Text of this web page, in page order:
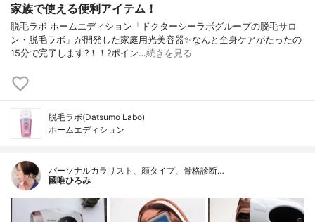
家族で使える便利アイテム！
脱毛ラボ ホームエディション「ドクターシーラボグループの脱毛サロ
ン・脱毛ラボ」が開発した家庭用光美容器✨なんと全身ケアがたったの
15分で完了します?！！?ポイン…続きを見る
脱毛ラボ(Datsumo Labo)
ホームエディション
パーソナルカラリスト、顔タイプ、骨格診断…
國唯ひろみ